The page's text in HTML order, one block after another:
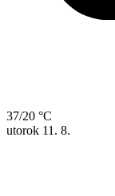
37/20 °C
utorok 11. 8.